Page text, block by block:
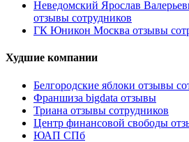
Неведомский Ярослав
отзывы сотрудников
ГК Юникон Москва отзывы
Худшие компании
Белгородские яблоки отзывы
Франшиза bigdata отзывы
Триана отзывы сотрудников
Центр финансовой свободы
ЮАП СПб